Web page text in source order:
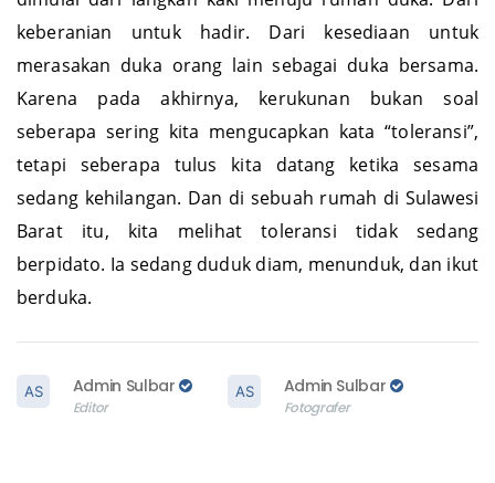
dimulai dari langkah kaki menuju rumah duka. Dari
keberanian untuk hadir. Dari kesediaan untuk
merasakan duka orang lain sebagai duka bersama.
Karena pada akhirnya, kerukunan bukan soal
seberapa sering kita mengucapkan kata “toleransi”,
tetapi seberapa tulus kita datang ketika sesama
sedang kehilangan. Dan di sebuah rumah di Sulawesi
Barat itu, kita melihat toleransi tidak sedang
berpidato. Ia sedang duduk diam, menunduk, dan ikut
Admin Sulbar Admin Sulbar